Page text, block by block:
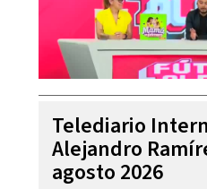
Telediario
Alejandro
agosto 2026